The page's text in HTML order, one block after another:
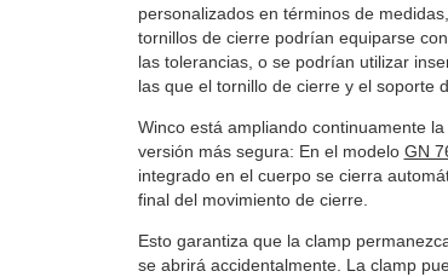
personalizados en términos de
tornillos de cierre podrían equiparse
las tolerancias, o se podrían utilizar
las que el tornillo de cierre y el soporte
Winco está ampliando continuamente
versión más segura: En el modelo GN
integrado en el cuerpo se cierra
final del movimiento de cierre.
Esto garantiza que la clamp
se abrirá accidentalmente. La clamp